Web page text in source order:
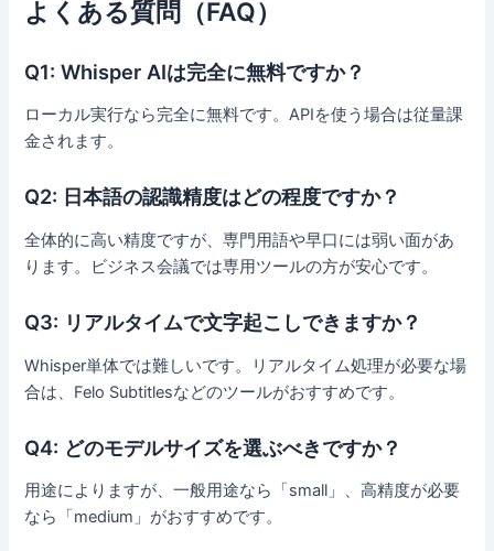
よくある質問（FAQ）
Q1: Whisper AIは完全に無料ですか？
ローカル実行なら完全に無料です。APIを使う場合は従量課
金されます。
Q2: 日本語の認識精度はどの程度ですか？
全体的に高い精度ですが、専門用語や早口には弱い面があ
ります。ビジネス会議では専用ツールの方が安心です。
Q3: リアルタイムで文字起こしできますか？
Whisper単体では難しいです。リアルタイム処理が必要な場
合は、Felo Subtitlesなどのツールがおすすめです。
Q4: どのモデルサイズを選ぶべきですか？
用途によりますが、一般用途なら「small」、高精度が必要
なら「medium」がおすすめです。